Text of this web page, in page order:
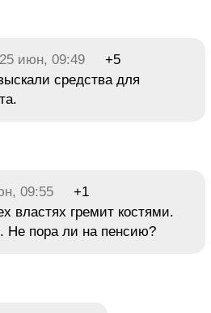
25 июн, 09:49
+5
средства для
09:55
+1
властях гремит костями.
Не пора ли на пенсию?